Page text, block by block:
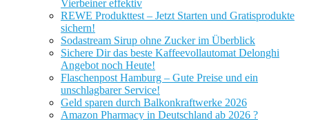
Vierbeiner effektiv
REWE Produkttest – Jetzt Starten und Gratisprodukte
sichern!
Sodastream Sirup ohne Zucker im Überblick
Sichere Dir das beste Kaffeevollautomat Delonghi
Angebot noch Heute!
Flaschenpost Hamburg – Gute Preise und ein
unschlagbarer Service!
Geld sparen durch Balkonkraftwerke 2026
Amazon Pharmacy in Deutschland ab 2026 ?